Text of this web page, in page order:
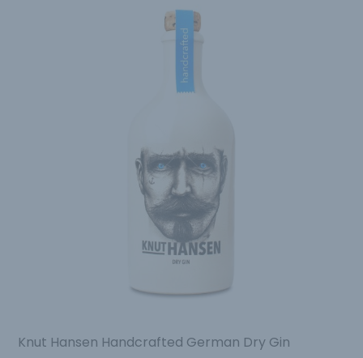
Knut Hansen Handcrafted German Dry Gin